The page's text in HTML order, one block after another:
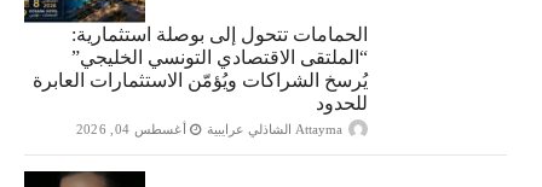
الحمامات تتحول إلى بوصلة استثمارية:
“الملتقى الاقتصادي التونسي الخليجي”
يُرسخ الشراكات ويُؤمّن الاستثمارات العابرة
للحدود
Attayma الشاذلي عرايبية أغسطس 04, 2026